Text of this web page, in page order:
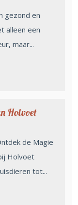
gezond en
alleen een
maar...
Holvoet
de Magie
Holvoet
tot...